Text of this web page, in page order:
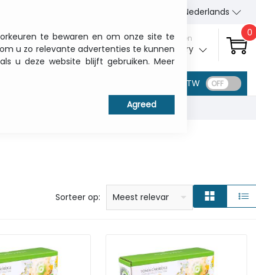
Nederlands
Aanmelden
My ITCurry
0
BTW
Sorteer op: prijs: laag naar hoog
prijs: Hoog naar laag
Alfabetisch: A - Z
Alfabetisch: Z - A
Fabricant
Meest relevant
te bewaren en om onze site te
u zo relevante advertenties te kunnen
u deze website blijft gebruiken. Meer